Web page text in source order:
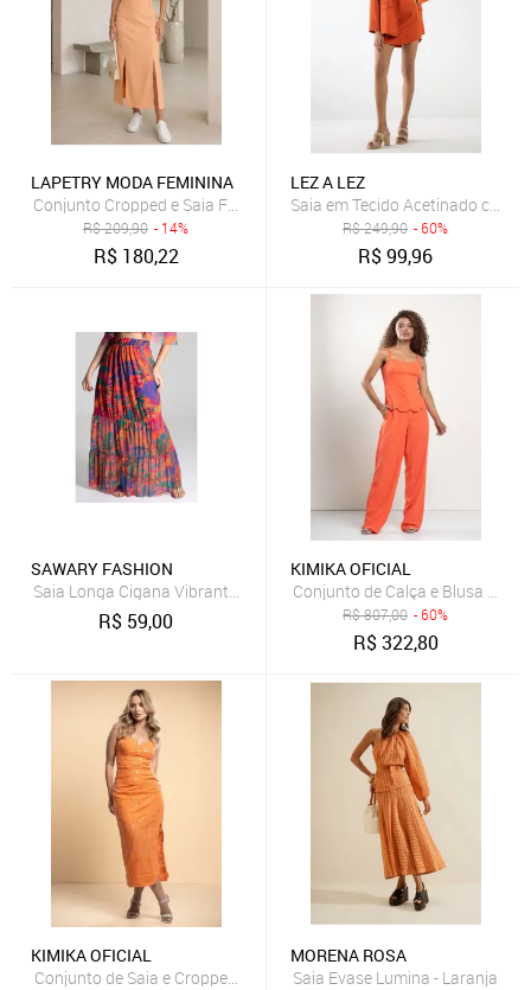
LAPETRY MODA FEMININA
Conjunto Cropped e Saia Fenda Alfaiataria Lapetry Moda Blogueira
R$209,90 - 14%
R$ 180,22
LEZ A LEZ
Saia em Tecido Acetinado com
R$249,90 - 60%
R$99,96
SAWARY FASHION
Saia Longa Cigana Vibrante SAWARY FASHION LARANJA
R$ 59,00
KIMIKA OFICIAL
Conjunto de Calça e Blusa Alça
R$807,00 - 60%
R$322,80
KIMIKA OFICIAL
Conjunto de Saia e Cropped de Alça Paete Laranja
MORENA ROSA
Saia Evase Lumina - Laranja